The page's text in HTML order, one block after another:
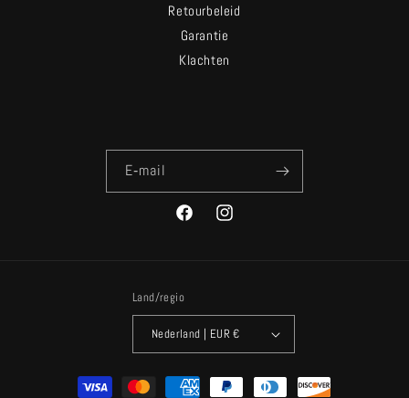
Retourbeleid
Garantie
Klachten
E‑mail
FacebookInstagram
Land/regio
Nederland | EUR €
Betaalmethoden